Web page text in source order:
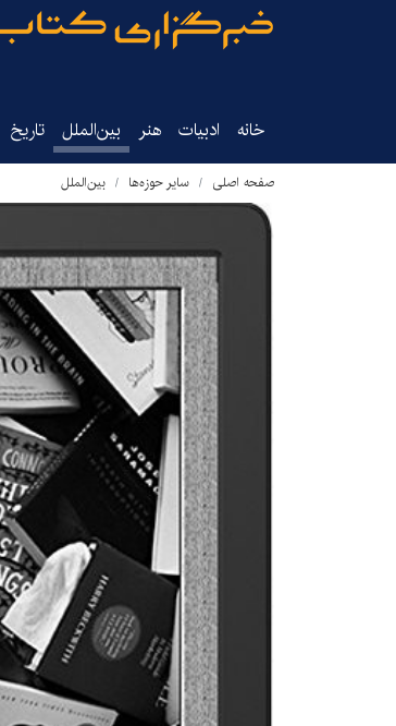
خانه ادبیات هنر بین‌الملل تاریخ‌
صفحه اصلی سایر حوزه‌ها بین‌الملل